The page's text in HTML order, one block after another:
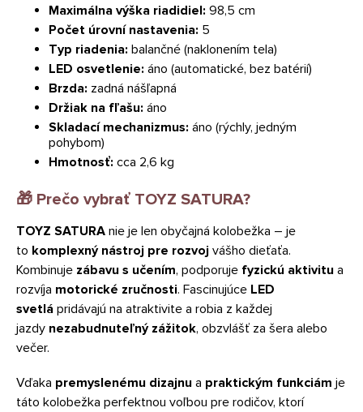
Maximálna výška riadidiel: 98,5 cm
Počet úrovní nastavenia: 5
Typ riadenia: balančné (naklonením tela)
LED osvetlenie: áno (automatické, bez batérií)
Brzda: zadná nášľapná
Držiak na fľašu: áno
Skladací mechanizmus: áno (rýchly, jedným
pohybom)
Hmotnosť: cca 2,6 kg
🎁 Prečo vybrať TOYZ SATURA?
TOYZ SATURA nie je len obyčajná kolobežka – je
to komplexný nástroj pre rozvoj vášho dieťaťa.
Kombinuje zábavu s učením, podporuje fyzickú aktivitu a
rozvíja motorické zručnosti. Fascinujúce LED
svetlá pridávajú na atraktivite a robia z každej
jazdy nezabudnuteľný zážitok, obzvlášť za šera alebo
večer.
Vďaka premyslenému dizajnu a praktickým funkciám je
táto kolobežka perfektnou voľbou pre rodičov, ktorí